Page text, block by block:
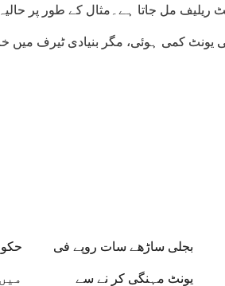
ریلیف مل جاتا ہے۔مثال کے طور پر
تقریبا 10 پیسے فی یونٹ کمی ہوئی، مگر بنیادی
بجلی ساڑھے سات روپے فی
یونٹ مہنگی کر نے سے